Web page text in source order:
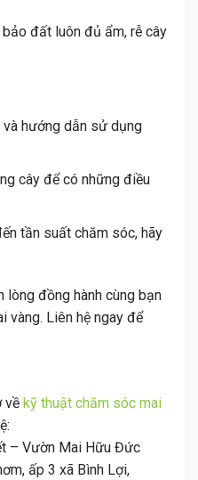
đất luôn đủ ẩm, rễ cây
hướng dẫn sử dụng
cây để có những điều
tần suất chăm sóc, hãy
đồng hành cùng bạn
vàng. Liên hệ ngay để
về kỹ thuật chăm sóc mai
– Vườn Mai Hữu Đức
ấp 3 xã Bình Lợi,